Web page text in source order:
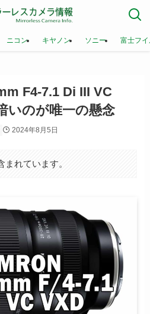
ニコン キヤノン ソニー 富士フ
F4-7.1 Di III VC
いのが唯一の懸念
2024年8月5日
れています。